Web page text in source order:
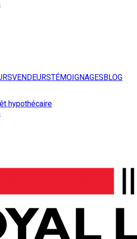
VENDEURSTÉMOIGNAGESBLOG
hypothécaire